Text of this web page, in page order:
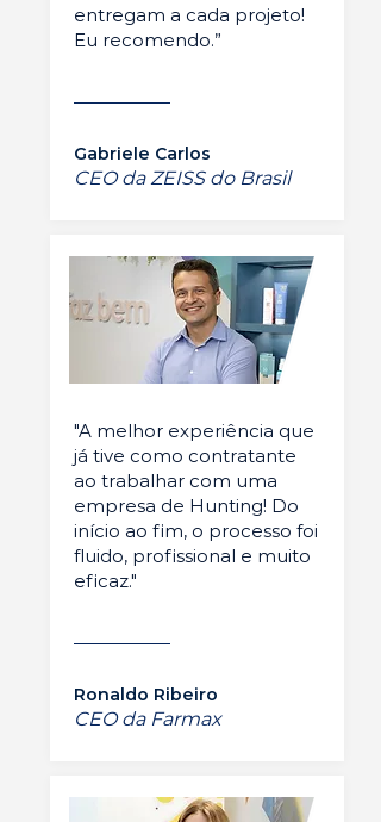
entregam a cada projeto!
Eu recomendo.”
Gabriele Carlos
CEO da ZEISS do Brasil
"A melhor experiência que
já tive como contratante
ao trabalhar com uma
empresa de Hunting! Do
início ao fim, o processo foi
fluido, profissional e muito
eficaz."
Ronaldo Ribeiro
CEO da Farmax